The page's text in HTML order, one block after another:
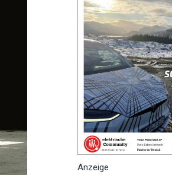
Anzeige